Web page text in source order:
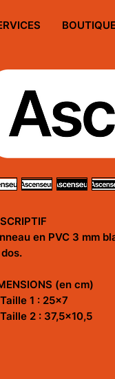
en PVC 3 mm
(en cm)
Taille 1 : 25x7
Taille 2 : 37,5x10,5